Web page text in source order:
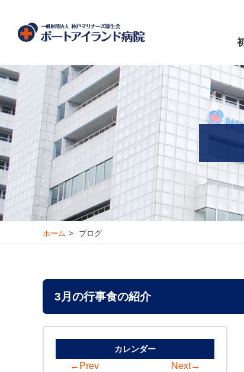
ホーム ブログ
3月の行事食の紹介
カレンダー
←Prev Next→